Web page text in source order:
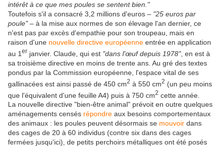
intérêt à ce que mes poules se sentent bien."
Toutefois s'il a consacré 3,2 millions d'euros – "25 euros par
poule"– à la mise aux normes de son élevage l'an dernier, ce
n'est pas par excès d'empathie pour son troupeau, mais en
raison d'une nouvelle directive européenne entrée en application
au 1 er janvier. Claude, qui est "dans l'œuf depuis 1978", en est à
sa troisième directive en moins de trente ans. Au gré des textes
pondus par la Commission européenne, l'espace vital de ses
gallinacées est ainsi passé de 450 cm2 à 550 cm2 (un peu moins
que l'équivalent d'une feuille A4) puis à 750 cm2 cette année.
La nouvelle directive "bien-être animal" prévoit en outre quelques
aménagements censés répondre aux besoins comportementaux
des animaux : les poules peuvent désormais se mouvoir dans
des cages de 20 à 60 individus (contre six dans des cages
fermées jusqu'ici), de petits perchoirs métalliques ont été posés